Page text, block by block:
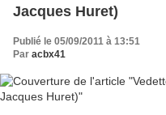
Jacques Huret)
Publié le 05/09/2011 à 13:51
Par acbx41